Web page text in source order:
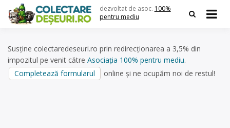
content
dezvoltat de asoc. 100%
pentru mediu
Susține colectaredeseuri.ro prin redirecționarea a 3,5% din
impozitul pe venit către Asociația 100% pentru mediu.
Completează formularul
online și ne ocupăm noi de restul!